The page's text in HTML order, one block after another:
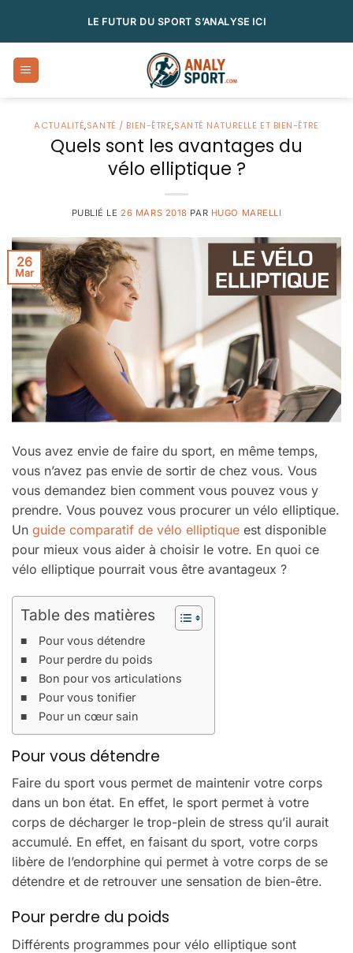
LE FUTUR DU SPORT S’ANALYSE ICI
ACTUALITÉ,SANTÉ / BIEN-ÊTRE,SANTÉ NATURELLE ET BIEN-ÊTRE
Quels sont les avantages du
vélo elliptique ?
PUBLIÉ LE 26 MARS 2018 PAR HUGO MARELLI
26
Mar
Vous avez envie de faire du sport, en même temps,
vous n’avez pas envie de sortir de chez vous. Vous
vous demandez bien comment vous pouvez vous y
prendre. Vous pouvez vous procurer un vélo elliptique.
Un guide comparatif de vélo elliptique est disponible
pour mieux vous aider à choisir le votre. En quoi ce
vélo elliptique pourrait vous être avantageux ?
Table des matières
Pour vous détendre
Pour perdre du poids
Bon pour vos articulations
Pour vous tonifier
Pour un cœur sain
Pour vous détendre
Faire du sport vous permet de maintenir votre corps
dans un bon état. En effet, le sport permet à votre
corps de décharger le trop-plein de stress qu’il aurait
accumulé. En effet, en faisant du sport, votre corps
libère de l’endorphine qui permet à votre corps de se
détendre et de retrouver une sensation de bien-être.
Pour perdre du poids
Différents programmes pour vélo elliptique sont